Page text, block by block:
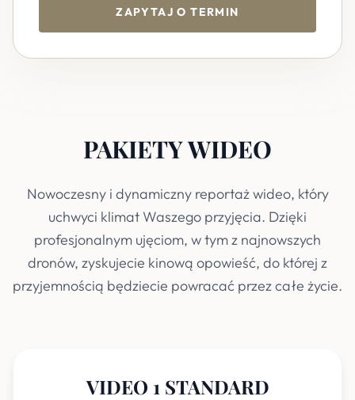
ZAPYTAJ O TERMIN
PAKIETY WIDEO
Nowoczesny i dynamiczny reportaż wideo, który
uchwyci klimat Waszego przyjęcia. Dzięki
profesjonalnym ujęciom, w tym z najnowszych
dronów, zyskujecie kinową opowieść, do której z
przyjemnością będziecie powracać przez całe życie.
VIDEO 1 STANDARD